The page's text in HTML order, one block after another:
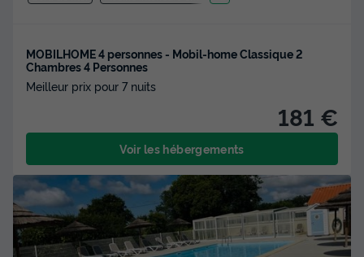
MOBILHOME 4 personnes - Mobil-home Classique 2
Chambres 4 Personnes
Meilleur prix pour 7 nuits
181 €
Voir les hébergements